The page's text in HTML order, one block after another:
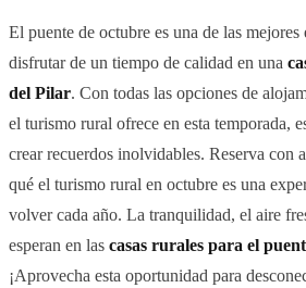
El puente de octubre es una de las mejores
disfrutar de un tiempo de calidad en una
del Pilar. Con todas las opciones de
el turismo rural ofrece en esta temporada,
crear recuerdos inolvidables. Reserva con
qué el turismo rural en octubre es una
volver cada año. La tranquilidad, el aire
esperan en las casas rurales para el
¡Aprovecha esta oportunidad para